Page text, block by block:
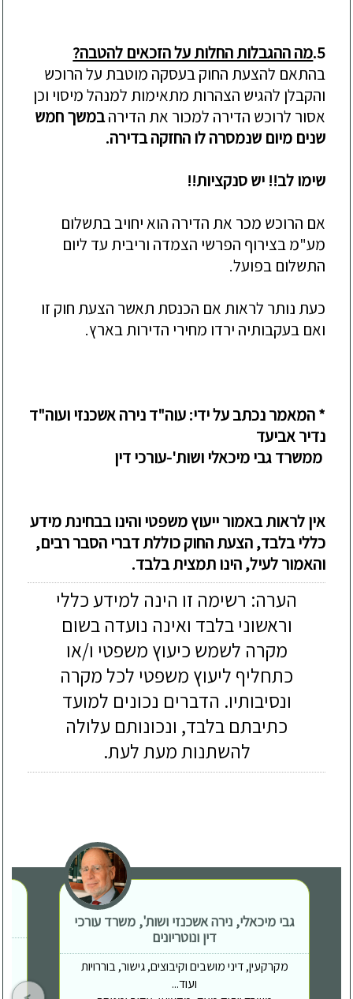
5.מה ההגבלות החלות על הזכאים להטבה?
בהתאם להצעת החוק בעסקה מוטבת על הרוכש
והקבלן להגיש הצהרות מתאימות למנהל מיסוי וכן
אסור לרוכש הדירה למכור את הדירהבמשךחמש
שנים מיום שנמסרה לו החזקה בדירה.
שימו לב!! יש סנקציות!!
אם הרוכש מכר את הדירה הוא יחויב בתשלום
מע"מ בצירוף הפרשי הצמדה וריבית עד ליום
התשלום בפועל.
כעת נותר לראות אם הכנסת תאשר הצעת חוק זו
ואם בעקבותיה ירדו מחירי הדירות בארץ.
*המאמר נכתב על ידי: עוה"ד נירה אשכנזי ועוה"ד
נדיר אביעד
ממשרד גבי מיכאלי ושות'-עורכי דין
איןלראות באמור ייעוץ משפטי והינו בבחינת מידע
כללי בלבד, הצעת החוק כוללת דברי הסבר רבים,
והאמור לעיל, הינו תמצית בלבד.
הערה: רשימה זו הינה למידע כללי
וראשוני בלבד ואינה נועדה בשום
מקרה לשמש כיעוץ משפטי ו/או
כתחליף ליעוץ משפטי לכל מקרה
ונסיבותיו. הדברים נכונים למועד
כתיבתם בלבד, ונכונותם עלולה
להשתנות מעת לעת.
גבי מיכאלי, נירה אשכנזי ושות', משרד עורכי
דין ונוטריונים
מקרקעין, דיני מושבים וקיבוצים, גישור, בוררויות
ועוד...